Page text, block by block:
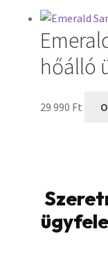
hőálló
29 990 Ft